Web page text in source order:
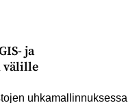
ja
välille
uhkamallinnuksessa